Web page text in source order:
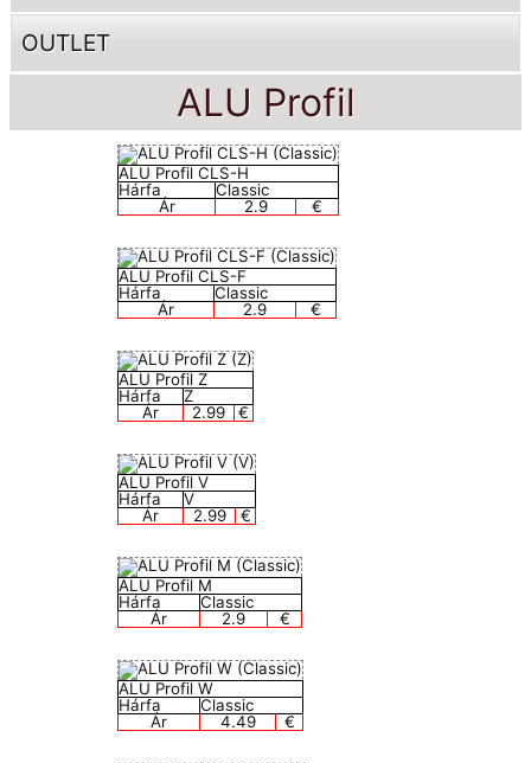
OUTLET
ALU Profil
ALU Profil CLS-H
Hárfa
Classic
Ár
2.9 €
ALU Profil CLS-F
Hárfa
Classic
Ár
2.9 €
ALU Profil Z
Hárfa
Z
Ár
2.99 €
ALU Profil V
Hárfa
V
Ár
2.99 €
ALU Profil M
Hárfa
Classic
Ár
2.9 €
ALU Profil W
Hárfa
Classic
Ár
4.49 €